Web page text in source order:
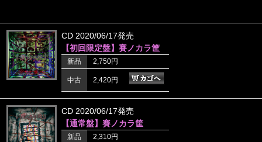
CD 2020/06/17発売
【初回限定盤】賽ノカラ筐
新品 2,750円
中古 2,420円
CD 2020/06/17発売
【通常盤】賽ノカラ筐
新品 2,310円